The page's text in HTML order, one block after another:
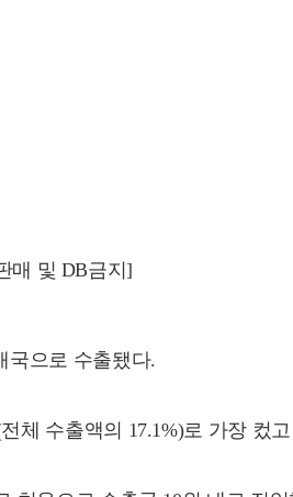
매 및 DB금지]
국으로 수출됐다.
체 수출액의 17.1%)로 가장 컸